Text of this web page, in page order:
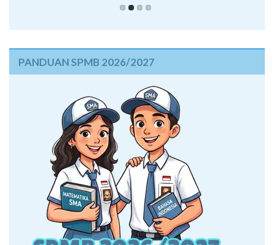
PANDUAN SPMB 2026/2027